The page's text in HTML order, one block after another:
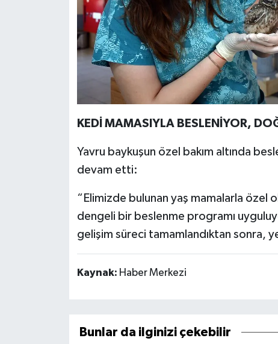
KEDİ MAMASIYLA BESLENİYOR,
Yavru baykuşun özel bakım altında
devam etti:
“Elimizde bulunan yaş mamalarla özel
dengeli bir beslenme programı
gelişim süreci tamamlandıktan sonra,
Kaynak: Haber Merkezi
Bunlar da ilginizi çekebilir